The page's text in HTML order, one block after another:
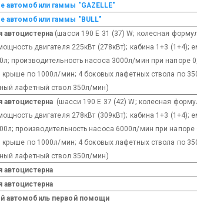
автомобили гаммы "GAZELLE"
автомобили гаммы "BULL"
автоцистерна (шасси 190 E 31 (37) W; колесная
двигателя 225кВт (278кВт); кабина 1+3 (1+4);
производительность насоса 3000л/мин при напоре
крыше по 1000л/мин; 4 боковых лафетных ствола по
лафетный ствол 350л/мин)
автоцистерна (шасси 190 E 37 (42) W; колесная
двигателя 278кВт (309кВт); кабина 1+3 (1+4);
производительность насоса 6000л/мин при
крыше по 1000л/мин; 4 боковых лафетных ствола по
лафетный ствол 350л/мин)
автоцистерна
автоцистерна
автомобиль первой помощи